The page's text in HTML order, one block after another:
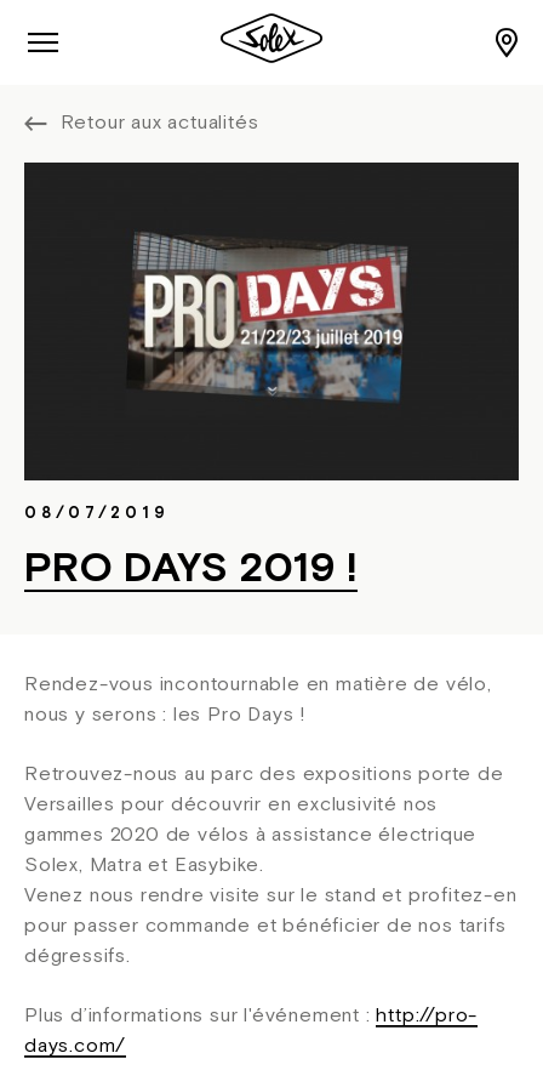
Retour aux actualités
08/07/2019
PRO DAYS 2019 !
Rendez-vous incontournable en matière de vélo,
nous y serons : les Pro Days !
Retrouvez-nous au parc des expositions porte de
Versailles pour découvrir en exclusivité nos
gammes 2020 de vélos à assistance électrique
Solex, Matra et Easybike.
Venez nous rendre visite sur le stand et profitez-en
pour passer commande et bénéficier de nos tarifs
dégressifs.
Plus d’informations sur l'événement : http://pro-
days.com/